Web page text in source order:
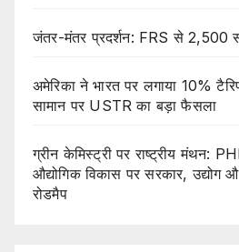
जंतर-मंतर प्रदर्शन: FRS से 2,500
अमेरिका ने भारत पर लगाया 10%
सामान पर USTR का बड़ा फैसला
ग्रीन केमिस्ट्री पर राष्ट्रीय मंथन:
औद्योगिक विकास पर सरकार, उद्योग
रोडमैप